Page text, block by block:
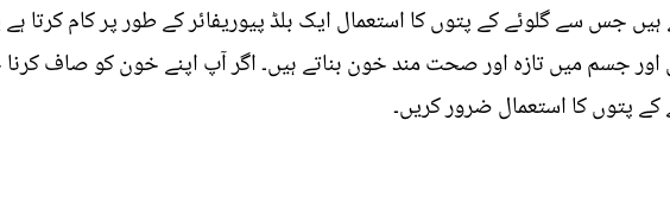
جس سے گلوئے کے پتوں کا استعمال ایک بلڈ پیوریفائر کے طور پر کام کرتا
اور جسم میں تازہ اور صحت مند خون بناتے ہیں۔ اگر آپ اپنے خون کو صاف کرنا
پتوں کا استعمال ضرور کریں۔